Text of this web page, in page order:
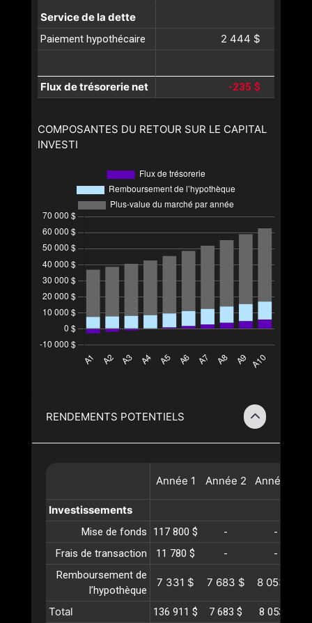
Service de la dette
Paiement hypothécaire 2 444 $
Flux de trésorerie net -235 $
COMPOSANTES DU RETOUR SUR LE CAPITAL
INVESTI
RENDEMENTS POTENTIELS
Année 1 Année 2 Année
Investissements
Mise de fonds 117 800 $ -
-
Frais de transaction
11 780 $ -
-
Remboursement de
l’hypothèque
7 331 $ 7 683 $ 8 053 $
Total 136 911 $ 7 683 $ 8 053 $